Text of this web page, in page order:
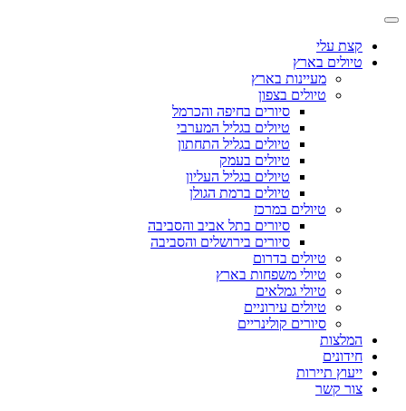
קצת עלי
טיולים בארץ
מעיינות בארץ
טיולים בצפון
סיורים בחיפה והכרמל
טיולים בגליל המערבי
טיולים בגליל התחתון
טיולים בעמק
טיולים בגליל העליון
טיולים ברמת הגולן
טיולים במרכז
סיורים בתל אביב והסביבה
סיורים בירושלים והסביבה
טיולים בדרום
טיולי משפחות בארץ
טיולי גמלאים
טיולים עירוניים
סיורים קולינריים
המלצות
חידונים
ייעוץ תיירות
צור קשר